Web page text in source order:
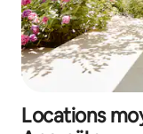
Locations